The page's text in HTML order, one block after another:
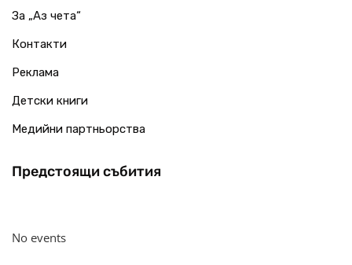
За „Аз чета“
Контакти
Реклама
Детски книги
Медийни партньорства
Предстоящи събития
No events